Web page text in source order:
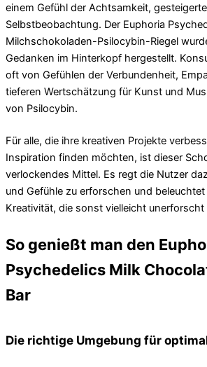
einem Gefühl der Achtsamkeit,
Selbstbeobachtung. Der Euphoria
Milchschokoladen-Psilocybin-Riegel
Gedanken im Hinterkopf hergestellt.
oft von Gefühlen der Verbundenheit,
tieferen Wertschätzung für Kunst und
von Psilocybin.
Für alle, die ihre kreativen Projekte
Inspiration finden möchten, ist dieser
verlockendes Mittel. Es regt die Nutzer
und Gefühle zu erforschen und
Kreativität, die sonst vielleicht unerforscht
So genießt man den
Psychedelics Milk
Bar
Die richtige Umgebung für